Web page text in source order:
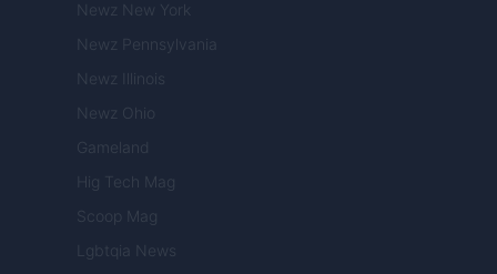
Newz New York
Newz Pennsylvania
Newz Illinois
Newz Ohio
Gameland
Hig Tech Mag
Scoop Mag
Lgbtqia News